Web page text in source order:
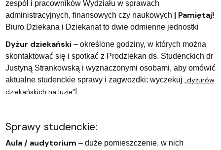
zespół i pracowników Wydziału w sprawach
administracyjnych, finansowych czy naukowych | Pamiętaj!
Biuro Dziekana i Dziekanat to dwie odmienne jednostki
Dyżur dziekański – określone godziny, w których można
skontaktować się i spotkać z Prodziekan ds. Studenckich dr
Justyną Strankowską i wyznaczonymi osobami, aby omówić
aktualne studenckie sprawy i zagwozdki; wyczekuj „dyżurów
dziekańskich na luzie”!
Sprawy studenckie:
Aula / audytorium – duże pomieszczenie, w nich